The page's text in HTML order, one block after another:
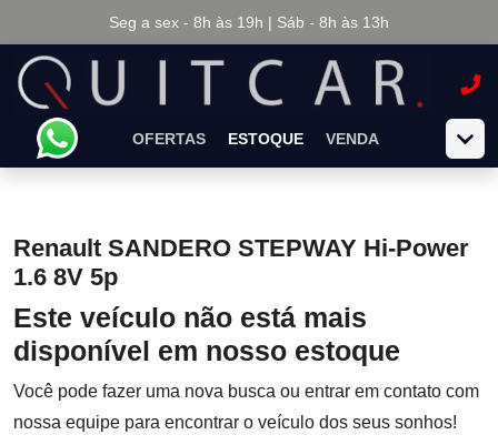
Seg a sex - 8h às 19h | Sáb - 8h às 13h
OFERTAS ESTOQUE VENDA
Renault SANDERO STEPWAY Hi-Power
1.6 8V 5p
Este veículo não está mais
disponível em nosso estoque
Você pode fazer uma nova busca ou entrar em contato com
nossa equipe para encontrar o veículo dos seus sonhos!